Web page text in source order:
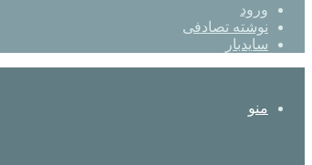
ورود
نوشته تصادفی
سایدبار
منو